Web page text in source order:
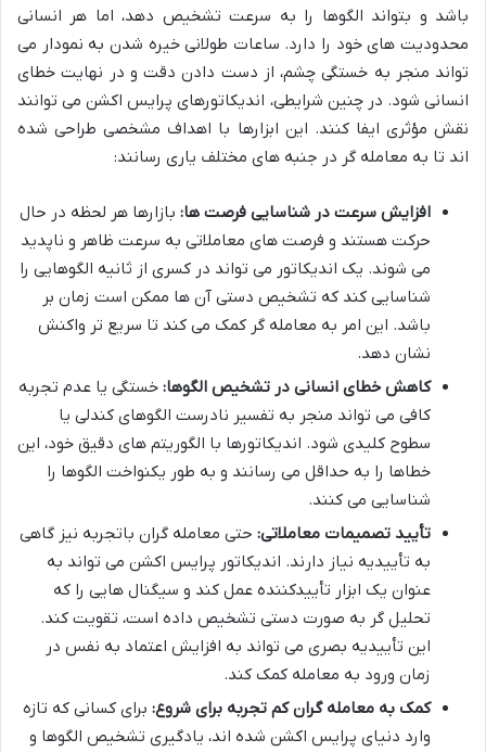
باشد و بتواند الگوها را به سرعت تشخیص دهد، اما هر انسانی
محدودیت های خود را دارد. ساعات طولانی خیره شدن به نمودار می
تواند منجر به خستگی چشم، از دست دادن دقت و در نهایت خطای
انسانی شود. در چنین شرایطی، اندیکاتورهای پرایس اکشن می توانند
نقش مؤثری ایفا کنند. این ابزارها با اهداف مشخصی طراحی شده
اند تا به معامله گر در جنبه های مختلف یاری رسانند:
افزایش سرعت در شناسایی فرصت ها: بازارها هر لحظه در حال
حرکت هستند و فرصت های معاملاتی به سرعت ظاهر و ناپدید
می شوند. یک اندیکاتور می تواند در کسری از ثانیه الگوهایی را
شناسایی کند که تشخیص دستی آن ها ممکن است زمان بر
باشد. این امر به معامله گر کمک می کند تا سریع تر واکنش
نشان دهد.
کاهش خطای انسانی در تشخیص الگوها: خستگی یا عدم تجربه
کافی می تواند منجر به تفسیر نادرست الگوهای کندلی یا
سطوح کلیدی شود. اندیکاتورها با الگوریتم های دقیق خود، این
خطاها را به حداقل می رسانند و به طور یکنواخت الگوها را
شناسایی می کنند.
تأیید تصمیمات معاملاتی: حتی معامله گران باتجربه نیز گاهی
به تأییدیه نیاز دارند. اندیکاتور پرایس اکشن می تواند به
عنوان یک ابزار تأییدکننده عمل کند و سیگنال هایی را که
تحلیل گر به صورت دستی تشخیص داده است، تقویت کند.
این تأییدیه بصری می تواند به افزایش اعتماد به نفس در
زمان ورود به معامله کمک کند.
کمک به معامله گران کم تجربه برای شروع: برای کسانی که تازه
وارد دنیای پرایس اکشن شده اند، یادگیری تشخیص الگوها و